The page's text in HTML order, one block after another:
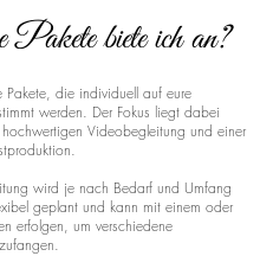
biete ich an?
Pakete, die individuell auf eure
werden. Der Fokus liegt dabei
Videobegleitung und einer
wird je nach Bedarf und Umfang
geplant und kann mit einem oder
erfolgen, um verschiedene